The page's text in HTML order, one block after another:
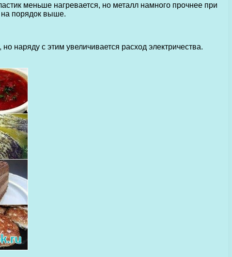
меньше нагревается, но металл намного прочнее при
на порядок выше.
наряду с этим увеличивается расход электричества.